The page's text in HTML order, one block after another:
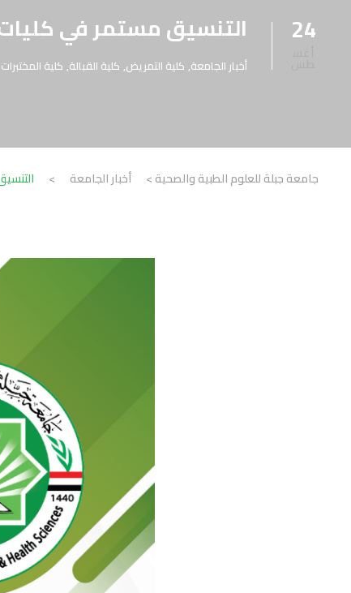
24 التنسيق مستمر في كليات
أخبار الجامعة, كلية التمريض, كلية القبالة, كلية المختبرات
جامعة جبلة للعلوم الطبية والصحية> أخبار الجامعة >